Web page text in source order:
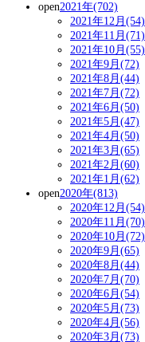
open2021年(702)
2021年12月(54)
2021年11月(71)
2021年10月(55)
2021年9月(72)
2021年8月(44)
2021年7月(72)
2021年6月(50)
2021年5月(47)
2021年4月(50)
2021年3月(65)
2021年2月(60)
2021年1月(62)
open2020年(813)
2020年12月(54)
2020年11月(70)
2020年10月(72)
2020年9月(65)
2020年8月(44)
2020年7月(70)
2020年6月(54)
2020年5月(73)
2020年4月(56)
2020年3月(73)